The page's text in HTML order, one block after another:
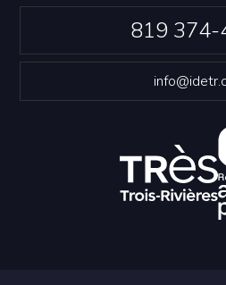
819 374-